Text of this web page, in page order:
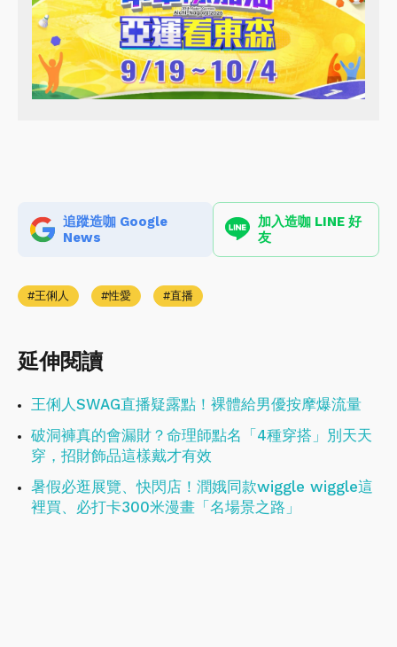
追蹤造咖 Google
News
加入造咖 LINE 好
友
王俐人 性愛 直播
延伸閱讀
王俐人SWAG直播疑露點！裸體給男優按摩爆流量
破洞褲真的會漏財？命理師點名「4種穿搭」別天天
穿，招財飾品這樣戴才有效
暑假必逛展覽、快閃店！潤娥同款wiggle wiggle這
裡買、必打卡300米漫畫「名場景之路」